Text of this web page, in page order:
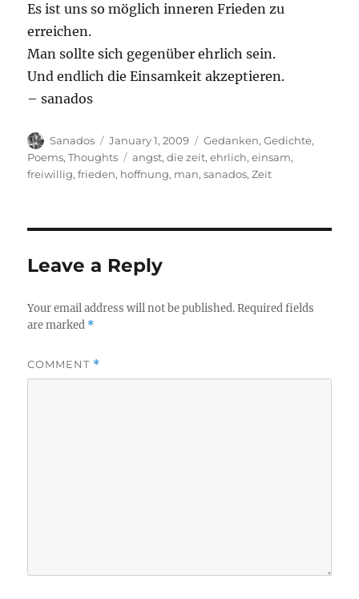
Es ist uns so möglich inneren Frieden zu
erreichen.
Man sollte sich gegenüber ehrlich sein.
Und endlich die Einsamkeit akzeptieren.
– sanados
Author
Sanados
Posted
on
January 1, 2009 Categories
Gedanken,Gedichte,
Poems,Thoughts Tags
angst,die zeit,ehrlich,einsam,
freiwillig,frieden, hoffnung, man,sanados,Zeit
Leave a Reply
Your email address will not be published. Required fields
are marked *
COMMENT *